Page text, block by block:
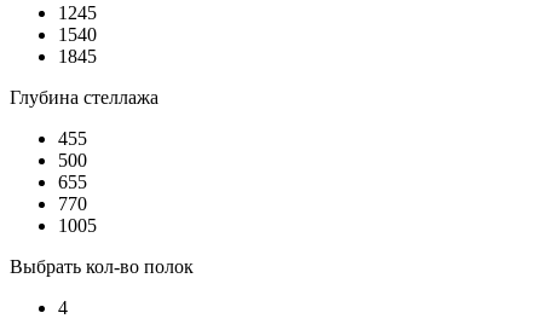
1245
1540
1845
Глубина стеллажа
455
500
655
770
1005
Выбрать кол-во полок
4